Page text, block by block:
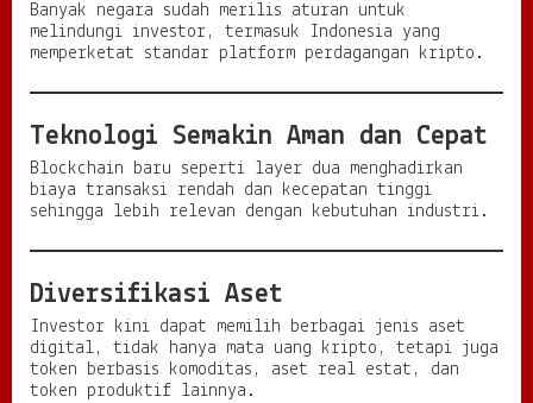
Banyak negara sudah merilis aturan untuk
melindungi investor, termasuk Indonesia yang
memperketat standar platform perdagangan kripto.
Teknologi Semakin Aman dan Cepat
Blockchain baru seperti layer dua menghadirkan
biaya transaksi rendah dan kecepatan tinggi
sehingga lebih relevan dengan kebutuhan industri.
Diversifikasi Aset
Investor kini dapat memilih berbagai jenis aset
digital, tidak hanya mata uang kripto, tetapi juga
token berbasis komoditas, aset real estat, dan
token produktif lainnya.